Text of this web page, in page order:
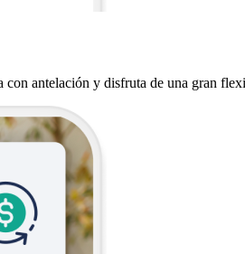
con antelación y disfruta de una gran